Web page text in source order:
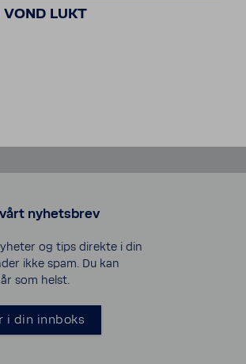
LUKT
nyhetsbrev
og tips direkte i din
ikke spam. Du kan
som helst.
i din innboks